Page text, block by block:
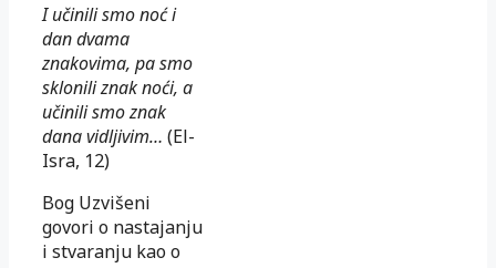
I učinili smo noć i
dan dvama
znakovima, pa smo
sklonili znak noći, a
učinili smo znak
dana vidljivim… (El-
Isra, 12)
Bog Uzvišeni
govori o nastajanju
i stvaranju kao o